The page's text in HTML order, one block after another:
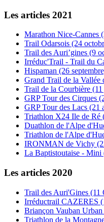
Les articles 2021
Marathon Nice-Cannes
Trail Odarsois (24
Trail des Auri’gines (9
Irréduc'Trail - Trail du
Hispaman (26
Grand Trail de la Vallée
Trail de la Courbière
GRP Tour des Cirques
GRP Tour des Lacs (21
Triathlon X24 Ile de Ré
Duathlon de l'Alpe
Triathlon de l'Alpe
IRONMAN de Vichy
La Baptistoutaise - Mini
Les articles 2020
Trail des Auri'Gines (11
Irréductrail CAZERES
Briançon Vauban
Triathlon de la